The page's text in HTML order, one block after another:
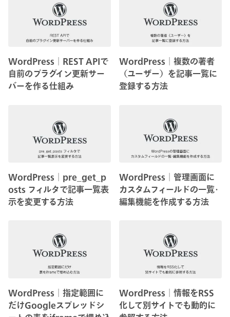
WordPress│REST APIで
自前のプラグイン更新サー
バーを作る仕組み
WordPress│複数の著者
（ユーザー）を記事一覧に
登録する方法
WordPress│pre_get_p
osts フィルタで記事一覧表
示を変更する方法
WordPress│管理画面に
カスタムフィールドの一覧･
編集機能を作成する方法
WordPress│指定範囲に
だけGoogleスプレッドシ
WordPress│情報をRSS
化して別サイトでも動的に